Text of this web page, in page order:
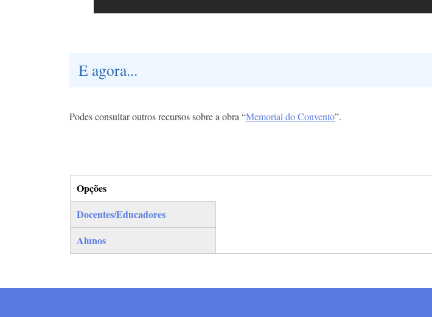
E agora...
Podes consultar outros recursos sobre a obra “Memorial do Convento”.
Opções
(separador ativo)
Docentes/Educadores
Alunos